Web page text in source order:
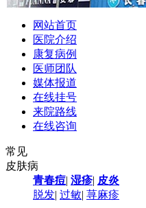
网站首页
医院介绍
康复病例
医师团队
媒体报道
在线挂号
来院路线
在线咨询
常见
皮肤病
青春痘| 湿疹| 皮炎
脱发| 过敏| 荨麻疹